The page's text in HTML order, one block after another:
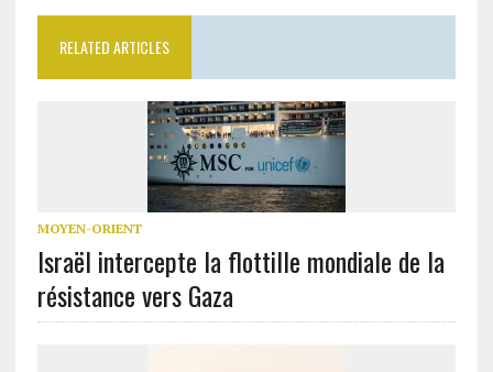
RELATED ARTICLES
MOYEN-ORIENT
Israël intercepte la flottille mondiale de la
résistance vers Gaza